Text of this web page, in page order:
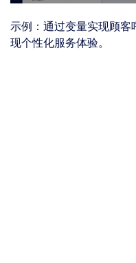
示例：通过变量实现顾
现个性化服务体验。